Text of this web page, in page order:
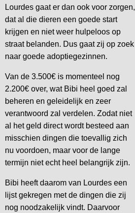
Lourdes gaat er dan ook voor zorgen,
dat al die dieren een goede start
krijgen en niet weer hulpeloos op
straat belanden. Dus gaat zij op zoek
naar goede adoptiegezinnen.
Van de 3.500€ is momenteel nog
2.200€ over, wat Bibi heel goed zal
beheren en geleidelijk en zeer
verantwoord zal verdelen. Zodat niet
al het geld direct wordt besteed aan
misschien dingen die toevallig zich
nu voordoen, maar voor de lange
termijn niet echt heel belangrijk zijn.
Bibi heeft daarom van Lourdes een
lijst gekregen met de dingen die zij
nog noodzakelijk vindt. Daarvoor